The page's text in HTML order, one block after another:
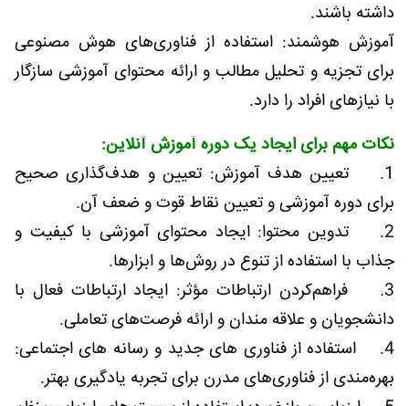
داشته باشند.
آموزش هوشمند: استفاده از فناوری‌های هوش مصنوعی
برای تجزیه و تحلیل مطالب و ارائه محتوای آموزشی سازگار
با نیازهای افراد را دارد.
نکات مهم برای ایجاد یک دوره آموزش آنلاین:
1. تعیین هدف آموزش: تعیین و هدف‌گذاری صحیح
برای دوره آموزشی و تعیین نقاط قوت و ضعف آن.
2. تدوین محتوا: ایجاد محتوای آموزشی با کیفیت و
جذاب با استفاده از تنوع در روش‌ها و ابزارها.
3. فراهم‌کردن ارتباطات مؤثر: ایجاد ارتباطات فعال با
دانشجویان و علاقه مندان و ارائه فرصت‌های تعاملی.
4. استفاده از فناوری های جدید و رسانه های اجتماعی:
بهره‌مندی از فناوری‌های مدرن برای تجربه یادگیری بهتر.